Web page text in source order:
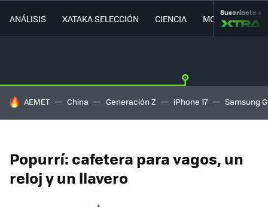
ANÁLISIS XATAKA SELECCIÓN CIENCIA MOVILIDAD
Suscríbete a
HOY SE HABLA DE
AEMET China Generación Z iPhone 17 Samsung
Popurrí: cafetera para vagos, un
reloj y un llavero